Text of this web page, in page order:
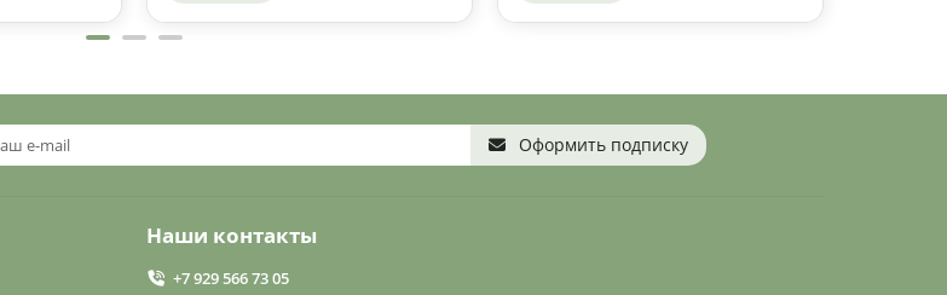
Оформить подписку
Наши контакты
+7 929 566 73 05